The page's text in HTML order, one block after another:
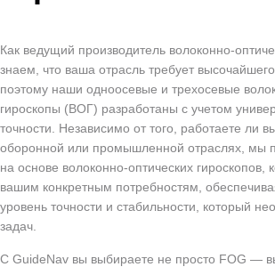
Как ведущий производитель волоконно-
знаем, что ваша отрасль требует
поэтому наши одноосевые и трехосевые
гироскопы (ВОГ) разработаны с учетом
точности. Независимо от того, работаете ли
оборонной или промышленной отраслях, мы
на основе волоконно-оптических гироскопов,
вашим конкретным потребностям,
уровень точности и стабильности, который
задач.
С GuideNav вы выбираете не просто FOG —